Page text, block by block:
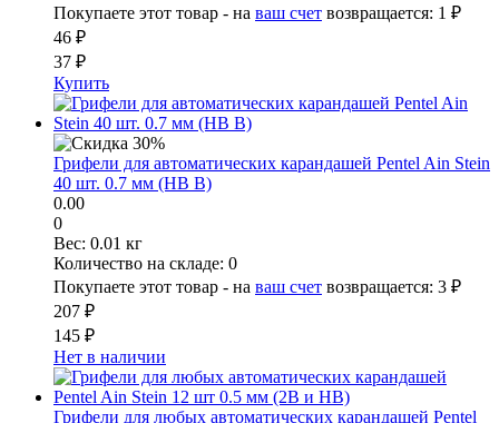
Покупаете этот товар - на ваш счет возвращается: 1 ₽
46 ₽
37 ₽
Купить
Грифели для автоматических карандашей Pentel Ain Stein
40 шт. 0.7 мм (HB B)
0.00
0
Вес: 0.01 кг
Количество на складе: 0
Покупаете этот товар - на ваш счет возвращается: 3 ₽
207 ₽
145 ₽
Нет в наличии
Грифели для любых автоматических карандашей Pentel